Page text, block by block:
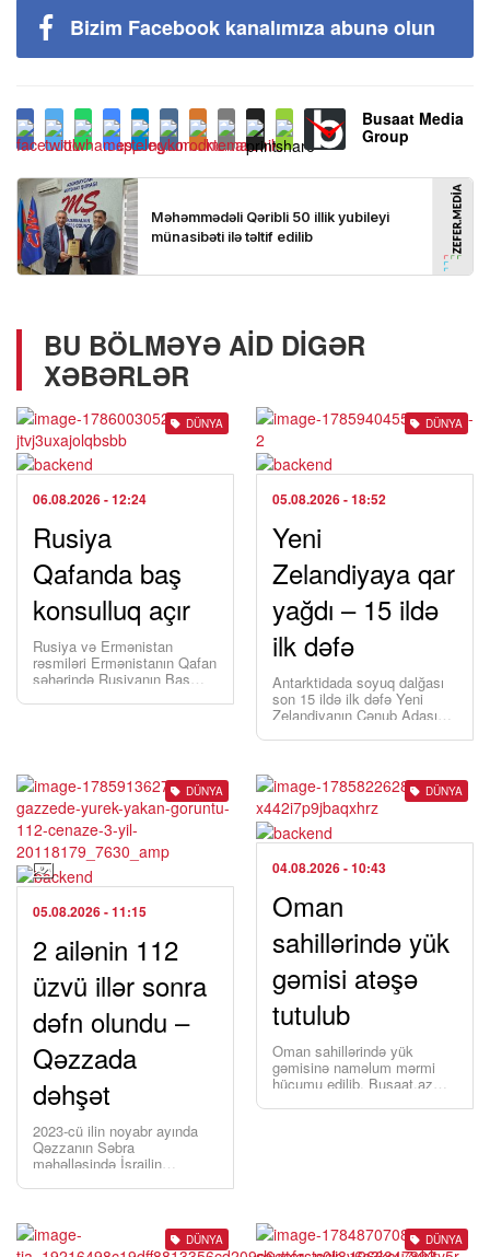
Bizim Facebook kanalımıza abunə olun
Busaat Media
Group
BU BÖLMƏYƏ AID DIGƏR
XƏBƏRLƏR
DÜNYA
06.08.2026- 12:24
Rusiya
Qafanda baş
konsulluq açır
Rusiya və Ermənistan
rəsmiləri Ermənistanın Qafan
şəhərində Rusiyanın Baş
DÜNYA
05.08.2026- 18:52
Yeni
Zelandiyaya qar
yağdı – 15 ildə
ilk dəfə
Antarktidada soyuq dalğası
son 15 ildə ilk dəfə Yeni
Zelandiyanın Cənub Adasını
DÜNYA
05.08.2026- 11:15
2 ailənin 112
üzvü illər sonra
dəfn olundu –
Qəzzada
dəhşət
2023-cü ilin noyabr ayında
Qəzzanın Səbra
məhəlləsində İsrailin
həlak olan Əbu Şəriə və Əl-
üzvünün meyiti 136 saatlıq
[…]
DÜNYA
04.08.2026- 10:43
Oman
sahillərində yük
gəmisi atəşə
tutulub
Oman sahillərində yük
gəmisinə naməlum mərmi
hücumu edilib. Busaat.az
barədə Böyük Britaniya
DÜNYA DÜNYA